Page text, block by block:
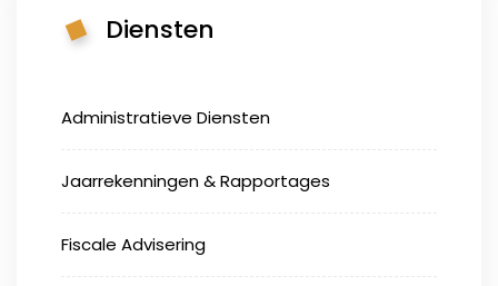
Diensten
Administratieve Diensten
Jaarrekenningen & Rapportages
Fiscale Advisering